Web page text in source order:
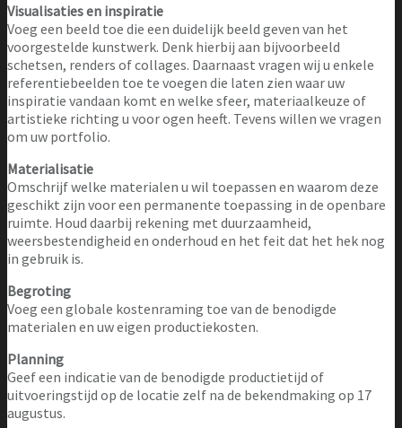
Visualisaties en inspiratie
Voeg een beeld toe die een duidelijk beeld geven van het
voorgestelde kunstwerk. Denk hierbij aan bijvoorbeeld
schetsen, renders of collages. Daarnaast vragen wij u enkele
referentiebeelden toe te voegen die laten zien waar uw
inspiratie vandaan komt en welke sfeer, materiaalkeuze of
artistieke richting u voor ogen heeft. Tevens willen we vragen
om uw portfolio.
Materialisatie
Omschrijf welke materialen u wil toepassen en waarom deze
geschikt zijn voor een permanente toepassing in de openbare
ruimte. Houd daarbij rekening met duurzaamheid,
weersbestendigheid en onderhoud en het feit dat het hek nog
in gebruik is.
Begroting
Voeg een globale kostenraming toe van de benodigde
materialen en uw eigen productiekosten.
Planning
Geef een indicatie van de benodigde productietijd of
uitvoeringstijd op de locatie zelf na de bekendmaking op 17
augustus.